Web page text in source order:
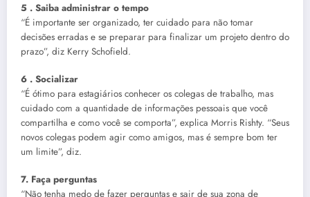
5 . Saiba administrar o tempo
“É importante ser organizado, ter cuidado para não tomar
decisões erradas e se preparar para finalizar um projeto dentro do
prazo”, diz Kerry Schofield.
6 . Socializar
“É ótimo para estagiários conhecer os colegas de trabalho, mas
cuidado com a quantidade de informações pessoais que você
compartilha e como você se comporta”, explica Morris Rishty. “Seus
novos colegas podem agir como amigos, mas é sempre bom ter
um limite”, diz.
7. Faça perguntas
“Não tenha medo de fazer perguntas e sair de sua zona de